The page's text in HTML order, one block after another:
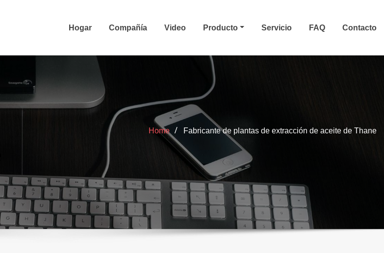
Hogar Compañía Video Producto Servicio FAQ Contacto
Home Fabricante de plantas de extracción de aceite de Thane